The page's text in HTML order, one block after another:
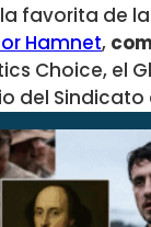
la favorita de
Hamnet,
Choice, el
del